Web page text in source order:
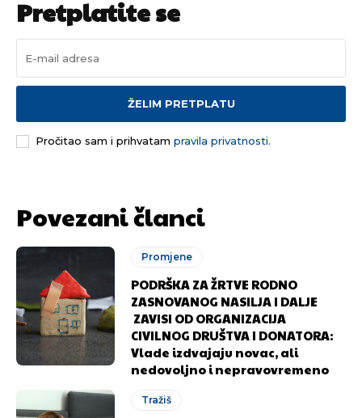
odlučili da pustite Vašu priču da živi, Redakcija
Objavi.ba
[wpuf_form id=”7463”]
odlučili da pustite Vašu priču da živi, Redakcija
Objavi.ba
[wpuf_form id=”7463”]
Pretplatite se
ŽELIM PRETPLATU
Pročitao sam i prihvatam pravila privatnosti.
Povezani članci
Promjene
PODRŠKA ZA ŽRTVE RODNO
ZASNOVANOG NASILJA I DALJE
ZAVISI OD ORGANIZACIJA
CIVILNOG DRUŠTVA I DONATORA:
Vlade izdvajaju novac, ali
nedovoljno i nepravovremeno
Tražiš